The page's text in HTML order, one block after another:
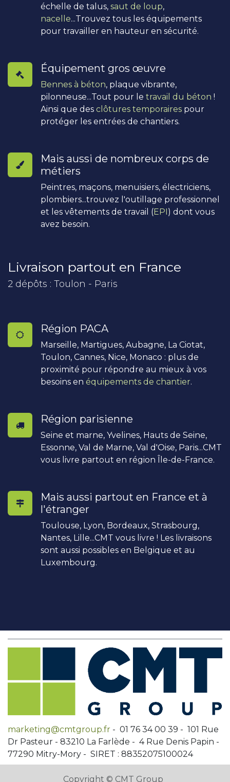
échelle de talus, saut de loup,
nacelle...Trouvez tous les équipements
pour travailler en hauteur en sécurité.
Équipement gros œuvre
Bennes à béton, plaque vibrante,
pilonneuse...Tout pour le travail du béton !
Ainsi que des clôtures temporaires pour
protéger les entrées de chantiers.
Mais aussi de nombreux corps de
métiers
Peintres, maçons, menuisiers, électriciens,
plombiers...trouvez l'outillage professionnel
et les vêtements de travail (EPI ) dont vous
avez besoin.
Livraison partout en France
2 dépôts : Toulon - Paris
Région PACA
Marseille, Martigues, Aubagne, La Ciotat,
Toulon, Cannes, Nice, Monaco : plus de
proximité pour répondre au mieux à vos
besoins en équipements de chantier.
Région parisienne
Seine et marne, Yvelines, Hauts de Seine,
Essonne, Val de Marne, Val d'Oise, Paris...CMT
vous livre partout en région Île-de-France.
Mais aussi partout en France et à
l'étranger
Toulouse, Lyon, Bordeaux, Strasbourg,
Nantes, Lille...CMT vous livre ! Les livraisons
sont aussi possibles en Belgique et au
Luxembourg.
marketing@cmtgroup.fr - 01 76 34 00 39 - 101 Rue
Dr Pasteur - 83210 La Farlède - 4 Rue Denis Papin -
77290 Mitry-Mory - SIRET : 88352075100024
Copyright © CMT Group